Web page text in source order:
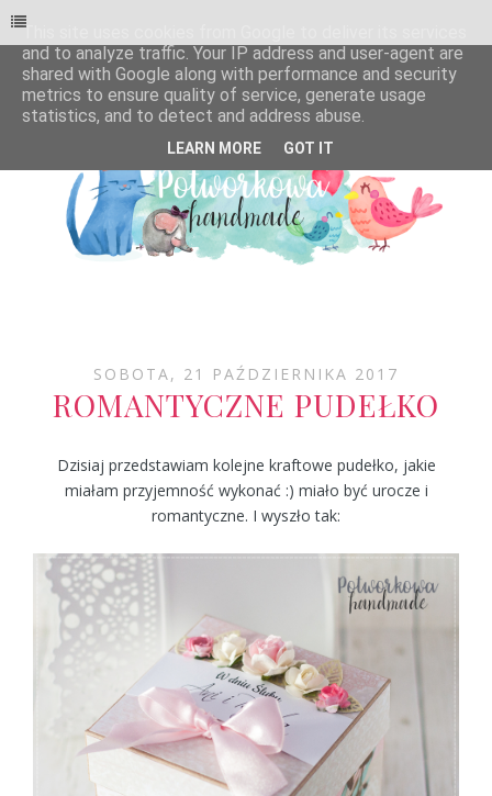
SOBOTA, 21 PAŹDZIERNIKA 2017
ROMANTYCZNE PUDEŁKO
Dzisiaj przedstawiam kolejne kraftowe pudełko, jakie
miałam przyjemność wykonać :) miało być urocze i
romantyczne. I wyszło tak:
This site uses cookies from Google to deliver its services
and to analyze traffic. Your IP address and user-agent are
shared with Google along with performance and security
metrics to ensure quality of service, generate usage
statistics, and to detect and address abuse.
LEARN MORE GOT IT